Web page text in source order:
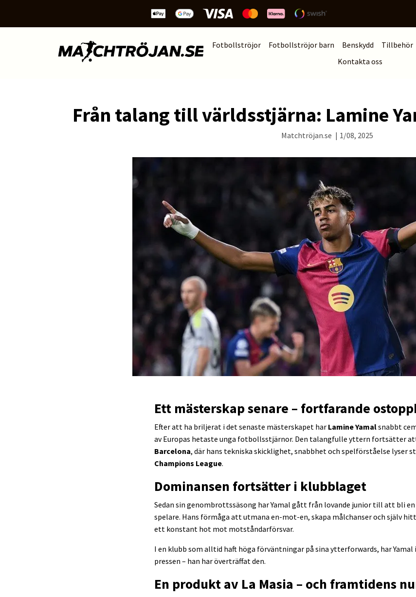
Fotbollströjor Fotbollströjor barn Benskydd Tillbehör
Kontakta oss
Från talang till världsstjärna: Lamine
Matchtröjan.se | 1/08, 2025
Ett mästerskap senare – fortfarande
Efter att ha briljerat i det senaste mästerskapet har Lamine Yamalsnabbt
av Europas hetaste unga fotbollsstjärnor. Den talangfulle yttern fortsätter
Barcelona, där hans tekniska skicklighet, snabbhet och spelförståelse lyser
Champions League.
Dominansen fortsätter i klubblaget
Sedan sin genombrottssäsong har Yamal gått från lovande junior till att bli
spelare. Hans förmåga att utmana en-mot-en, skapa målchanser och själv
ett konstant hot mot motståndarförsvar.
I en klubb som alltid haft höga förväntningar på sina ytterforwards, har
pressen – han har överträffat den.
En produkt av La Masia – och framtidens